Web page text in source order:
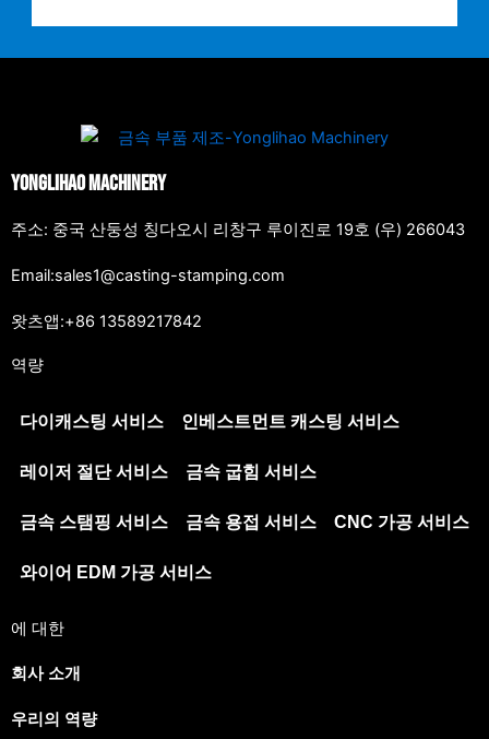
Yonglihao Machinery
주소: 중국 산둥성 칭다오시 리창구 루이진로 19호 (우) 266043
Email:sales1@casting-stamping.com
왓츠앱:+86 13589217842
역량
다이캐스팅 서비스 인베스트먼트 캐스팅 서비스
레이저 절단 서비스 금속 굽힘 서비스
금속 스탬핑 서비스 금속 용접 서비스 CNC 가공 서비스
와이어 EDM 가공 서비스
에 대한
회사 소개
우리의 역량